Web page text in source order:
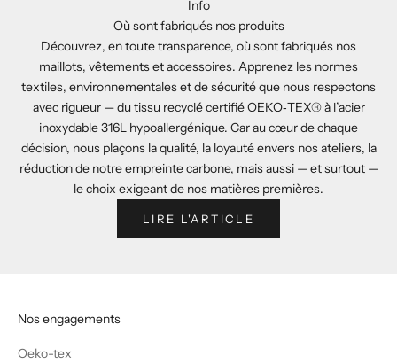
Info
Où sont fabriqués nos produits
Découvrez, en toute transparence, où sont fabriqués nos
maillots, vêtements et accessoires. Apprenez les normes
textiles, environnementales et de sécurité que nous respectons
avec rigueur — du tissu recyclé certifié OEKO‑TEX® à l’acier
inoxydable 316L hypoallergénique. Car au cœur de chaque
décision, nous plaçons la qualité, la loyauté envers nos ateliers, la
réduction de notre empreinte carbone, mais aussi — et surtout —
le choix exigeant de nos matières premières.
LIRE L'ARTICLE
Nos engagements
Oeko-tex